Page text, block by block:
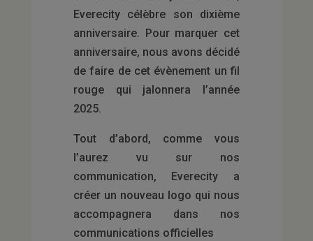
Everecity célèbre son dixième
anniversaire. Pour marquer cet
anniversaire, nous avons décidé
de faire de cet évènement un fil
rouge qui jalonnera l’année
2025.
Tout d’abord, comme vous
l’aurez vu sur nos
communication, Everecity a
créer un nouveau logo qui nous
accompagnera dans nos
communications officielles